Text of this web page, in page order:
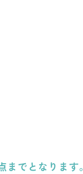
でとなります。